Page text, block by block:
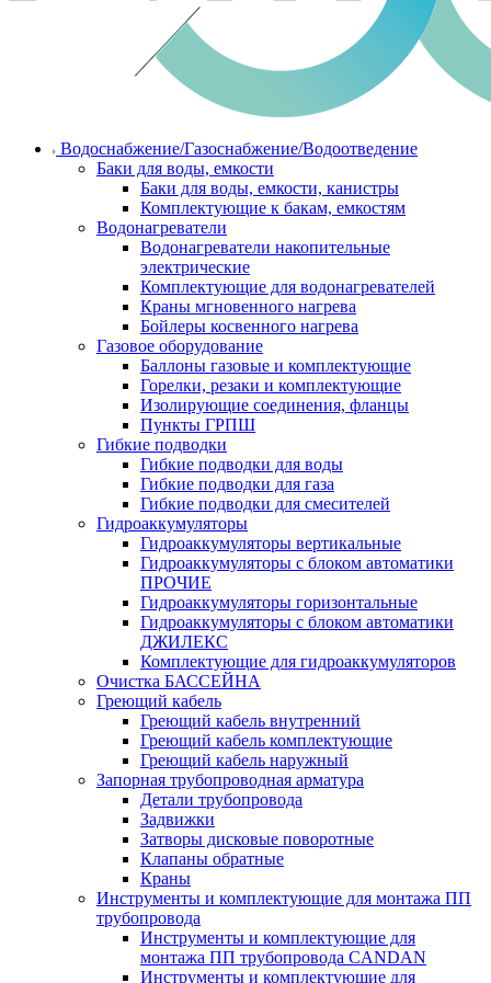
Водоснабжение/Газоснабжение/Водоотведение
Баки для воды, емкости
Баки для воды, емкости, канистры
Комплектующие к бакам, емкостям
Водонагреватели
Водонагреватели накопительные
электрические
Комплектующие для водонагревателей
Краны мгновенного нагрева
Бойлеры косвенного нагрева
Газовое оборудование
Баллоны газовые и комплектующие
Горелки, резаки и комплектующие
Изолирующие соединения, фланцы
Пункты ГРПШ
Гибкие подводки
Гибкие подводки для воды
Гибкие подводки для газа
Гибкие подводки для смесителей
Гидроаккумуляторы
Гидроаккумуляторы вертикальные
Гидроаккумуляторы с блоком автоматики
ПРОЧИЕ
Гидроаккумуляторы горизонтальные
Гидроаккумуляторы с блоком автоматики
ДЖИЛЕКС
Комплектующие для гидроаккумуляторов
Очистка БАССЕЙНА
Греющий кабель
Греющий кабель внутренний
Греющий кабель комплектующие
Греющий кабель наружный
Запорная трубопроводная арматура
Детали трубопровода
Задвижки
Затворы дисковые поворотные
Клапаны обратные
Краны
Инструменты и комплектующие для монтажа ПП
трубопровода
Инструменты и комплектующие для
монтажа ПП трубопровода CANDAN
Инструменты и комплектующие для